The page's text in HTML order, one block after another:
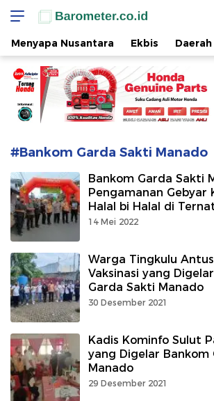
www.barometer.co.id
Berita Terkini di Sulawesi Utara
Menyapa Nusantara Ekbis Daerah
#Bankom Garda Sakti Manado
Bankom Garda Sakti
Pengamanan Gebyar
Halal bi Halal di
14 Mei 2022
Warga Tingkulu
Vaksinasi yang
Garda Sakti Manado
30 Desember 2021
Kadis Kominfo Sulut
yang Digelar Bankom
Manado
29 Desember 2021